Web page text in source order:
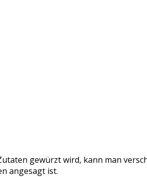
gewürzt wird, kann man
angesagt ist.